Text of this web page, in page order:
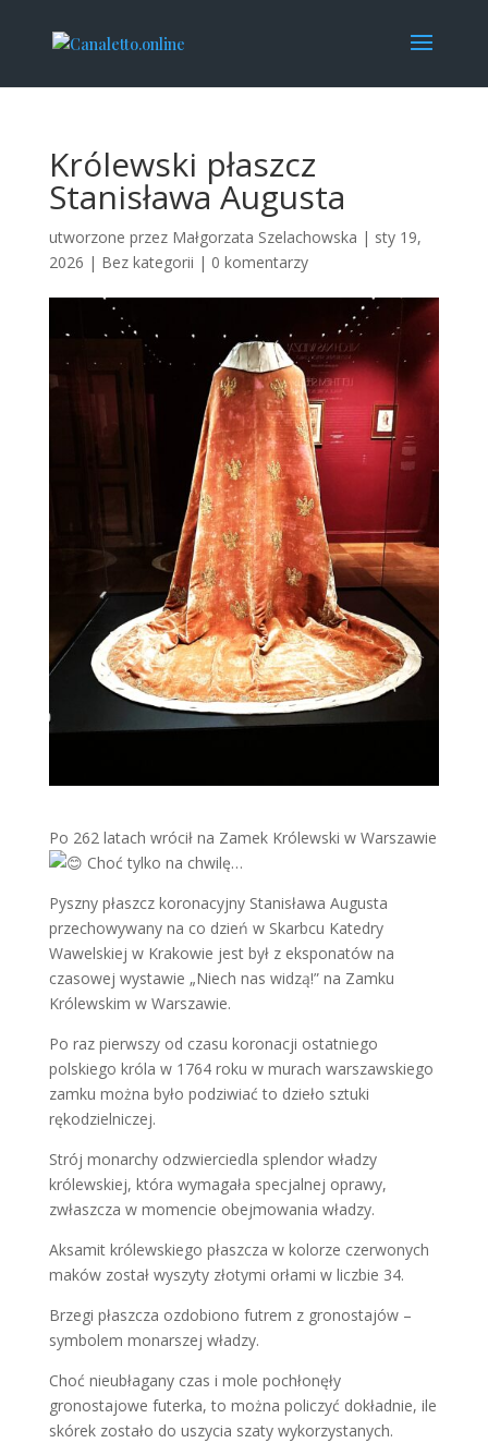
Królewski płaszcz
Stanisława Augusta
utworzone przez Małgorzata Szelachowska | sty 19,
2026 | Bez kategorii | 0 komentarzy
Po 262 latach wrócił na Zamek Królewski w Warszawie
Choć tylko na chwilę…
Pyszny płaszcz koronacyjny Stanisława Augusta
przechowywany na co dzień w Skarbcu Katedry
Wawelskiej w Krakowie jest był z eksponatów na
czasowej wystawie „Niech nas widzą!” na Zamku
Królewskim w Warszawie.
Po raz pierwszy od czasu koronacji ostatniego
polskiego króla w 1764 roku w murach warszawskiego
zamku można było podziwiać to dzieło sztuki
rękodzielniczej.
Strój monarchy odzwierciedla splendor władzy
królewskiej, która wymagała specjalnej oprawy,
zwłaszcza w momencie obejmowania władzy.
Aksamit królewskiego płaszcza w kolorze czerwonych
maków został wyszyty złotymi orłami w liczbie 34.
Brzegi płaszcza ozdobiono futrem z gronostajów –
symbolem monarszej władzy.
Choć nieubłagany czas i mole pochłonęły
gronostajowe futerka, to można policzyć dokładnie, ile
skórek zostało do uszycia szaty wykorzystanych.